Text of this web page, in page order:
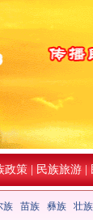
政策 民族旅游
族 苗族 彝族 壮族